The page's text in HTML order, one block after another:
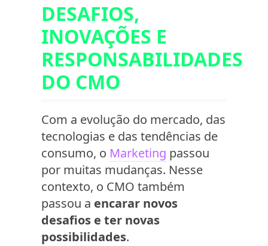
DESAFIOS,
INOVAÇÕES E
RESPONSABILIDADES
DO CMO
Com a evolução do mercado, das
tecnologias e das tendências de
consumo, o Marketing passou
por muitas mudanças. Nesse
contexto, o CMO também
passou a encarar novos
desafios e ter novas
possibilidades.